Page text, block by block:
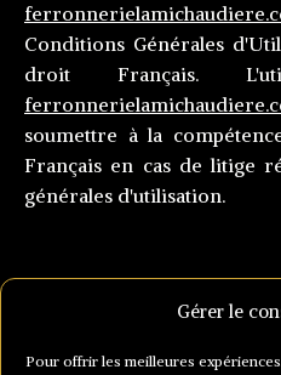
Gérer le
Pour offrir les meilleures
Conditions Générales
droit Français.
soumettre à la
Français en cas de litige
générales d'utilisation.